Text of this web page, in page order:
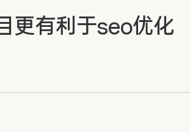
更有利于seo优化